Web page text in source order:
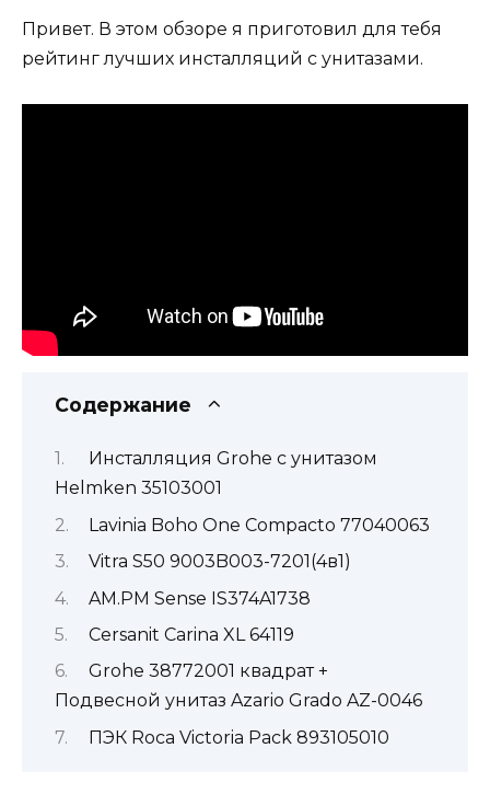
Привет. В этом обзоре я приготовил для тебя
рейтинг лучших инсталляций с унитазами.
Содержание
Инсталляция Grohe с унитазом
Helmken 35103001
Lavinia Boho One Compacto 77040063
Vitra S50 9003B003-7201(4в1)
AM.PM Sense IS374A1738
Cersanit Carina XL 64119
Grohe 38772001 квадрат +
Подвесной унитаз Azario Grado AZ-0046
ПЭК Roca Victoria Pack 893105010